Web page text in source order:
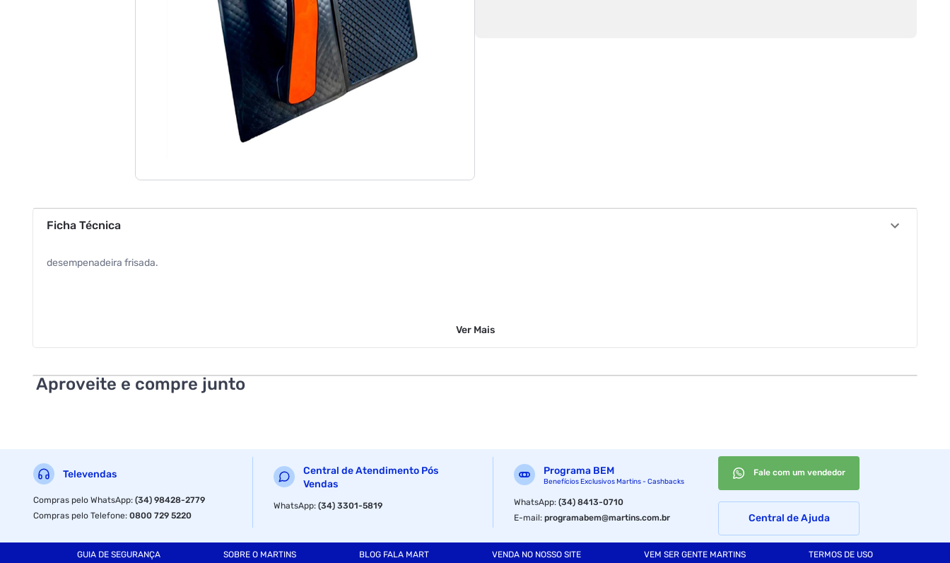
Ficha Técnica
desempenadeira frisada.
Ver Mais
Aproveite e compre junto
Televendas
Compras pelo WhatsApp:(34) 98428-2779
Compras pelo Telefone:0800 729 5220
Central de Atendimento Pós
Vendas
WhatsApp:(34) 3301-5819
Programa BEM
Benefícios Exclusivos Martins - Cashbacks
WhatsApp:(34) 8413-0710
E-mail:programabem@martins.com.br
Fale com um vendedor
Central de Ajuda
GUIA DE SEGURANÇA SOBRE O MARTINS BLOG FALA MART VENDA NO NOSSO SITE VEM SER GENTE MARTINS TERMOS DE USO